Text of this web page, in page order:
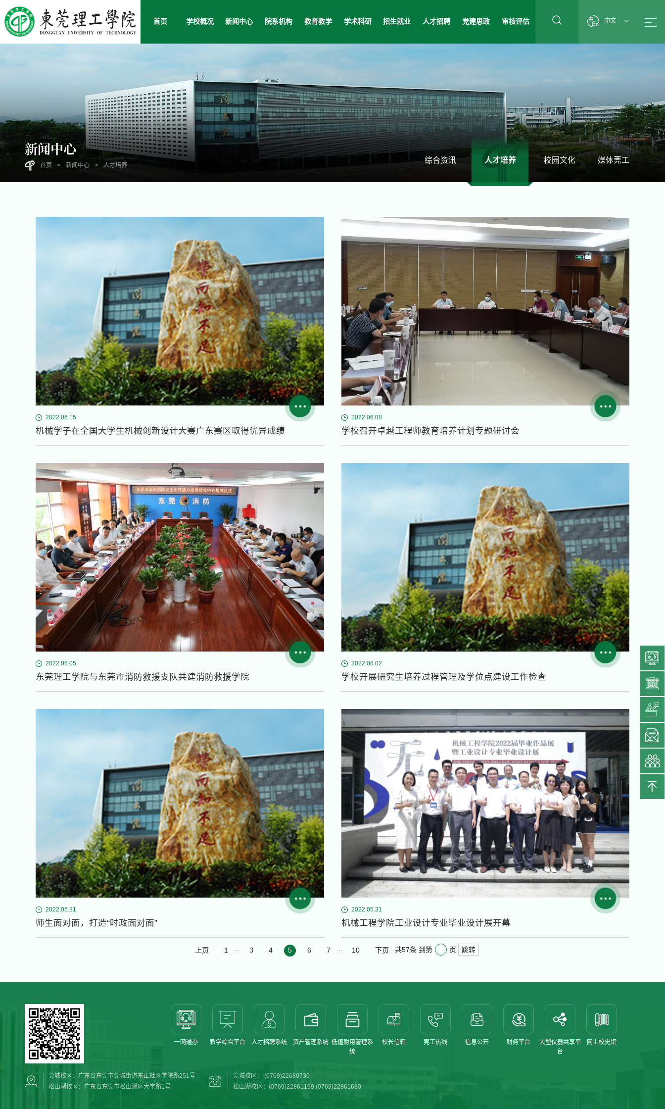
首页 学校概况 新闻中心 院系机构 教育教学 学术科研 招生就业 人才招聘 党建思政 审核评估 中文
新闻中心
首页 > 新闻中心 > 人才培养
综合资讯 人才培养 校园文化 媒体莞工
2022.06.15
机械学子在全国大学生机械创新设计大赛广东赛区取得优异成绩
2022.06.08
学校召开卓越工程师教育培养计划专题研讨会
2022.06.05
东莞理工学院与东莞市消防救援支队共建消防救援学院
2022.06.02
学校开展研究生培养过程管理及学位点建设工作检查
2022.05.31
师生面对面，打造“时政面对面”
2022.05.31
机械工程学院工业设计专业毕业设计展开幕
上页 1 ... 3 4 5 6 7 ... 10 下页 共57条 到第 页 跳转
莞城校区：广东省东莞市莞城街道东正社区学院路251号
松山湖校区：广东省东莞市松山湖区大学路1号
莞城校区： (0769)22680730
松山湖校区：(0769)22861199,(0769)22861680
一网通办 教学综合平台 人才招聘系统 资产管理系统 低值耐用管理系
统
校长信箱 莞工热线 信息公开 财务平台
大型仪器共享平
台
网上校史馆